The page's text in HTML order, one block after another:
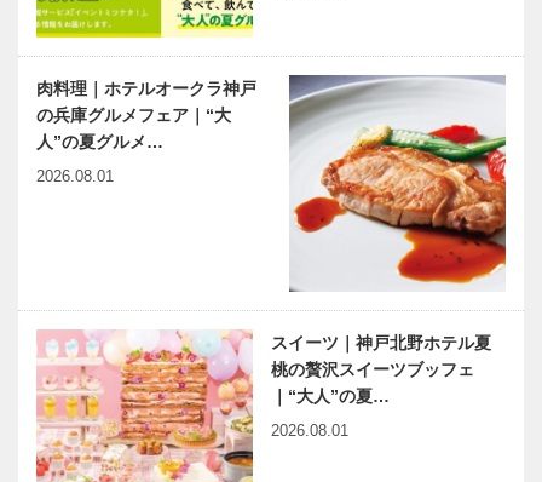
肉料理｜ホテルオークラ神戸
の兵庫グルメフェア｜“大
人”の夏グルメ…
2026.08.01
スイーツ｜神戸北野ホテル夏
桃の贅沢スイーツブッフェ
｜“大人”の夏…
2026.08.01